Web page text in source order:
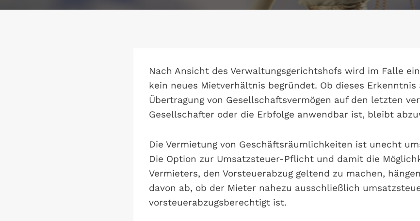
Nach Ansicht des Verwaltungsgerichtshofs wird im Falle
kein neues Mietverhältnis begründet. Ob dieses Erkenntnis
Übertragung von Gesellschaftsvermögen auf den letzten
Gesellschafter oder die Erbfolge anwendbar ist, bleibt
Die Vermietung von Geschäftsräumlichkeiten ist unecht
Die Option zur Umsatzsteuer-Pflicht und damit die
Vermieters, den Vorsteuerabzug geltend zu machen,
davon ab, ob der Mieter nahezu ausschließlich
vorsteuerabzugsberechtigt ist.